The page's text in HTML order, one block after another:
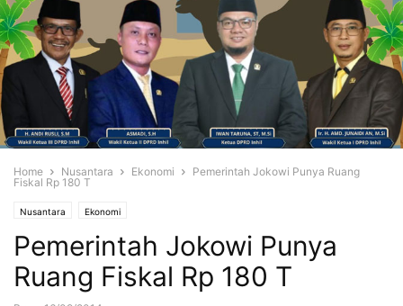
Home Nusantara Ekonomi
Pemerintah Jokowi Punya Ruang
Fiskal Rp 180 T
Nusantara Ekonomi
Pemerintah Jokowi Punya
Ruang Fiskal Rp 180 T